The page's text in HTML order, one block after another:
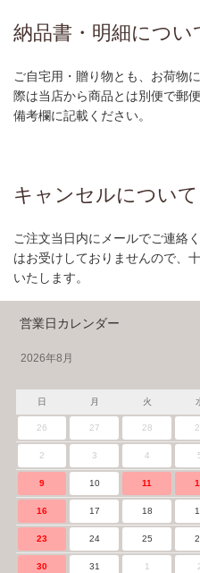
納品書・明細につい
ご自宅用・贈り物とも、お荷物
際は当店から商品とは別便で郵
備考欄に記載ください。
キャンセルについて
ご注文当日内にメールでご連絡
はお受けしておりませんので、
いたします。
営業日カレンダー
2026年8月
日 月 火
26 27 28
2 3 4
9 10 11
16 17 18
23 24 25
30 31 1